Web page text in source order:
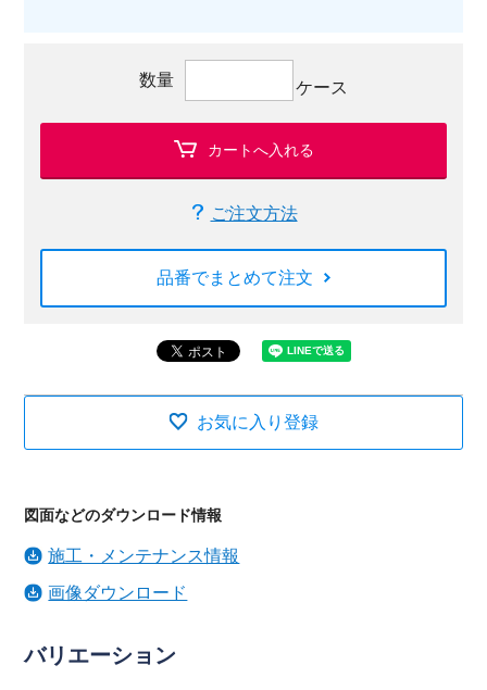
数量 ケース
カートへ入れる
ご注文方法
品番でまとめて注文
お気に入り登録
図面などのダウンロード情報
施工・メンテナンス情報
画像ダウンロード
バリエーション